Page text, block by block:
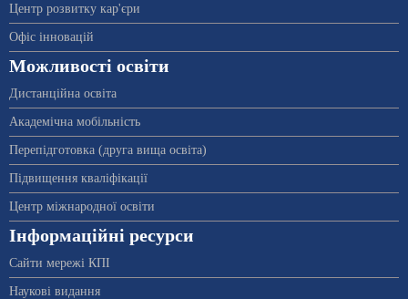
Центр розвитку кар'єри
Офіс інновацій
Можливості освіти
Дистанційна освіта
Академічна мобільність
Перепідготовка (друга вища освіта)
Підвищення кваліфікації
Центр міжнародної освіти
Інформаційні ресурси
Сайти мережі КПІ
Наукові видання